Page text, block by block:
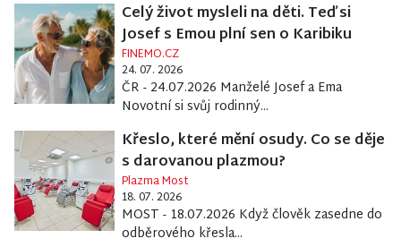
Celý život mysleli na děti. Teď si
Josef s Emou plní sen o Karibiku
FINEMO.CZ
24. 07. 2026
ČR - 24.07.2026 Manželé Josef a Ema
Novotní si svůj rodinný...
Křeslo, které mění osudy. Co se děje
s darovanou plazmou?
Plazma Most
18. 07. 2026
MOST - 18.07.2026 Když člověk zasedne do
odběrového křesla...